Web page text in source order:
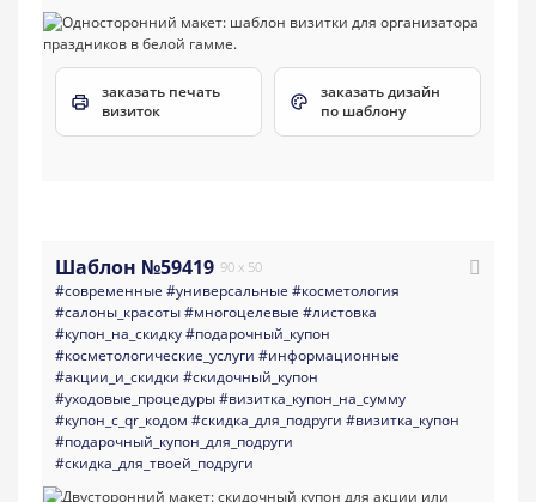
заказать печать
визиток
заказать дизайн
по шаблону
Шаблон №59419 90 x 50
#современные #универсальные #косметология
#салоны_красоты#многоцелевые #листовка
#купон_на_скидку#подарочный_купон
#косметологические_услуги #информационные
#акции_и_скидки #скидочный_купон
#уходовые_процедуры#визитка_купон_на_сумму
#купон_с_qr_кодом #скидка_для_подруги #визитка_купон
#подарочный_купон_для_подруги
#скидка_для_твоей_подруги